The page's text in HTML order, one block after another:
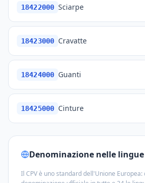
18422000 Sciarpe
18423000 Cravatte
18424000 Guanti
18425000 Cinture
Denominazione nelle
Il CPV è uno standard dell'Unione Europea: